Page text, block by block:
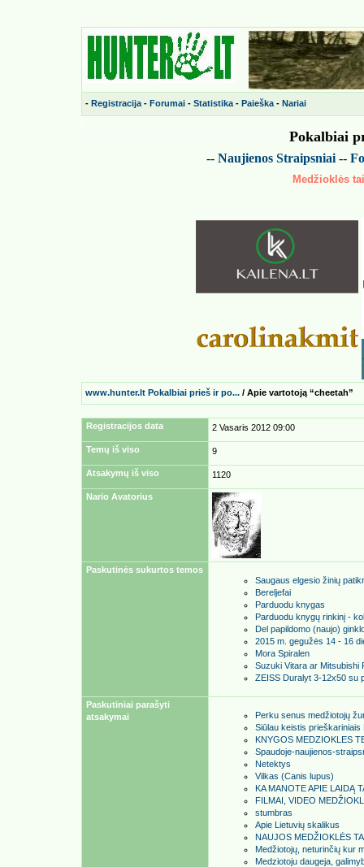
- Registracija - Forumai - Statistika - Paieška - Nariai
Pokalbiai
-- Naujienos Straipsniai --
Medžioklės
www.hunter.lt Pokalbiai prieš ir po... / Apie vartotoją “cheetah”
Registracijos data 2 Vasaris 2012 09:00
Temų iš viso 9
Atsakymų iš viso 1120
Nario Avatorius
Paskutinės sukurtos temos
Saugaus elgesio žinių
Bereljefai
Parduodu knygas
Parduodu knygų rinkinį -
Del papildomo (naujo)
2015 m. gegužės 14 - 16
Mora Spiralen
Suzuki Vitara ar Mitsubishi
ZEISS Duralyt 3-12x50 su
Paskutiniai parašyti
atsakymai
Perku senus medžiotojų
Siūlau keistis
KNYGOS MEDZIOKLES
Spaudoje-naujienos-
Netektys
Vilkas (Canis lupus)
KA MANOTE APIE LAIDĄ
FILMAI, VIDEO
stumbras
Apie Lietuvių skalikus
NAUJOS MEDŽIOKLĖS
Medžiotojų, neturinčių kur
Medziotoju daugeja,